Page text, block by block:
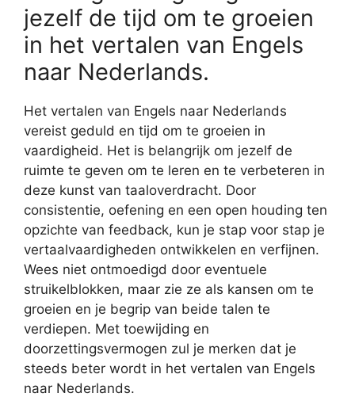
jezelf de tijd om te groeien
in het vertalen van Engels
naar Nederlands.
Het vertalen van Engels naar Nederlands
vereist geduld en tijd om te groeien in
vaardigheid. Het is belangrijk om jezelf de
ruimte te geven om te leren en te verbeteren in
deze kunst van taaloverdracht. Door
consistentie, oefening en een open houding ten
opzichte van feedback, kun je stap voor stap je
vertaalvaardigheden ontwikkelen en verfijnen.
Wees niet ontmoedigd door eventuele
struikelblokken, maar zie ze als kansen om te
groeien en je begrip van beide talen te
verdiepen. Met toewijding en
doorzettingsvermogen zul je merken dat je
steeds beter wordt in het vertalen van Engels
naar Nederlands.